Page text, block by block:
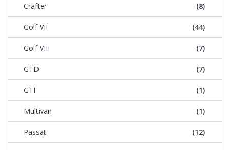
Crafter (8)
Golf VII (44)
Golf VIII (7)
GTD (7)
GTI (1)
Multivan (1)
Passat (12)